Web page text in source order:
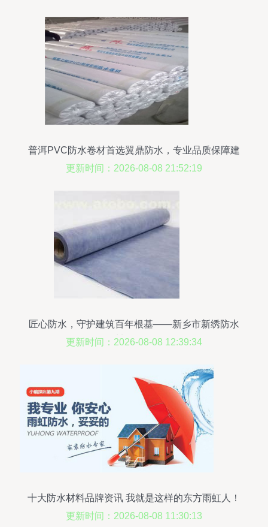
普洱PVC防水卷材首选翼鼎防水，专业品质保障建
筑无忧
更新时间：2026-08-08 21:52:19
匠心防水，守护建筑百年根基——新乡市新绣防水
材料厂侧记
更新时间：2026-08-08 12:39:34
十大防水材料品牌资讯 我就是这样的东方雨虹人！
更新时间：2026-08-08 11:30:13